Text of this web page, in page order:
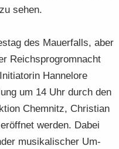
sehen.
des Mau­er­falls, aber
Reichs­pro­grom­nacht
Han­ne­lo­re
um 14 Uhr durch den
Chem­nitz, Chris­ti­an
wer­den. Dabei
mu­si­ka­li­scher Um­